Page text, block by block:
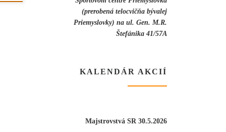
(prerobená telocvičňa bývalej
Priemyslovky) na ul. Gen. M.R.
Štefánika 41/57A
KALENDÁR AKCIÍ
Majstrovstvá SR 30.5.2026